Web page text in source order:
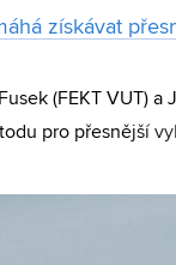
získávat
(FEKT VUT) a
pro přesnější